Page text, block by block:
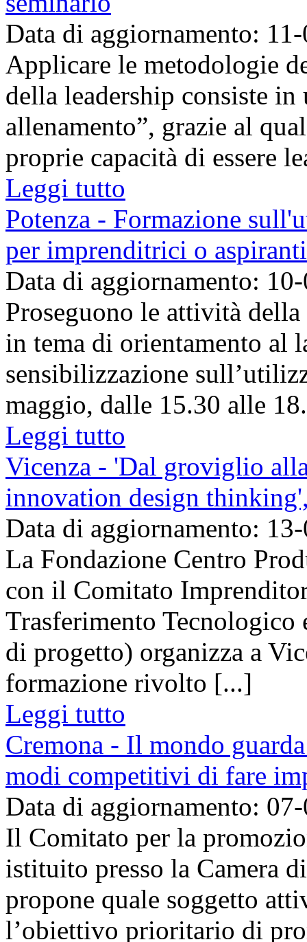
Data di aggiornamento:
Applicare le metodologie
della leadership consiste
allenamento”, grazie al
proprie capacità di essere
Leggi tutto
Potenza - Formazione
per imprenditrici o
Data di aggiornamento:
Proseguono le attività
in tema di orientamento al
sensibilizzazione
maggio, dalle 15.30 alle
Leggi tutto
Vicenza - 'Dal groviglio
innovation design
Data di aggiornamento:
La Fondazione Centro
con il Comitato
Trasferimento
di progetto) organizza a
formazione rivolto [...]
Leggi tutto
Cremona - Il mondo
modi competitivi di fare
Data di aggiornamento:
Il Comitato per la
istituito presso la Camera
propone quale soggetto
l’obiettivo prioritario di